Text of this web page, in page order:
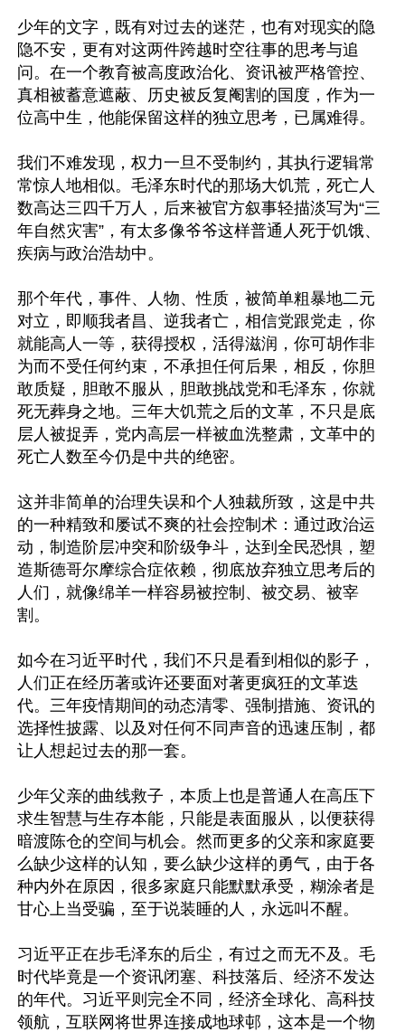
少年的文字，既有对过去的迷茫，也有对现实的隐
隐不安，更有对这两件跨越时空往事的思考与追
问。在一个教育被高度政治化、资讯被严格管控、
真相被蓄意遮蔽、历史被反复阉割的国度，作为一
位高中生，他能保留这样的独立思考，已属难得。
我们不难发现，权力一旦不受制约，其执行逻辑常
常惊人地相似。毛泽东时代的那场大饥荒，死亡人
数高达三四千万人，后来被官方叙事轻描淡写为“三
年自然灾害”，有太多像爷爷这样普通人死于饥饿、
疾病与政治浩劫中。
那个年代，事件、人物、性质，被简单粗暴地二元
对立，即顺我者昌、逆我者亡，相信党跟党走，你
就能高人一等，获得授权，活得滋润，你可胡作非
为而不受任何约束，不承担任何后果，相反，你胆
敢质疑，胆敢不服从，胆敢挑战党和毛泽东，你就
死无葬身之地。三年大饥荒之后的文革，不只是底
层人被捉弄，党内高层一样被血洗整肃，文革中的
死亡人数至今仍是中共的绝密。
这并非简单的治理失误和个人独裁所致，这是中共
的一种精致和屡试不爽的社会控制术：通过政治运
动，制造阶层冲突和阶级争斗，达到全民恐惧，塑
造斯德哥尔摩综合症依赖，彻底放弃独立思考后的
人们，就像绵羊一样容易被控制、被交易、被宰
割。
如今在习近平时代，我们不只是看到相似的影子，
人们正在经历著或许还要面对著更疯狂的文革迭
代。三年疫情期间的动态清零、强制措施、资讯的
选择性披露、以及对任何不同声音的迅速压制，都
让人想起过去的那一套。
少年父亲的曲线救子，本质上也是普通人在高压下
求生智慧与生存本能，只能是表面服从，以便获得
暗渡陈仓的空间与机会。然而更多的父亲和家庭要
么缺少这样的认知，要么缺少这样的勇气，由于各
种内外在原因，很多家庭只能默默承受，糊涂者是
甘心上当受骗，至于说装睡的人，永远叫不醒。
习近平正在步毛泽东的后尘，有过之而无不及。毛
时代毕竟是一个资讯闭塞、科技落后、经济不发达
的年代。习近平则完全不同，经济全球化、高科技
领航，互联网将世界连接成地球邨，这本是一个物